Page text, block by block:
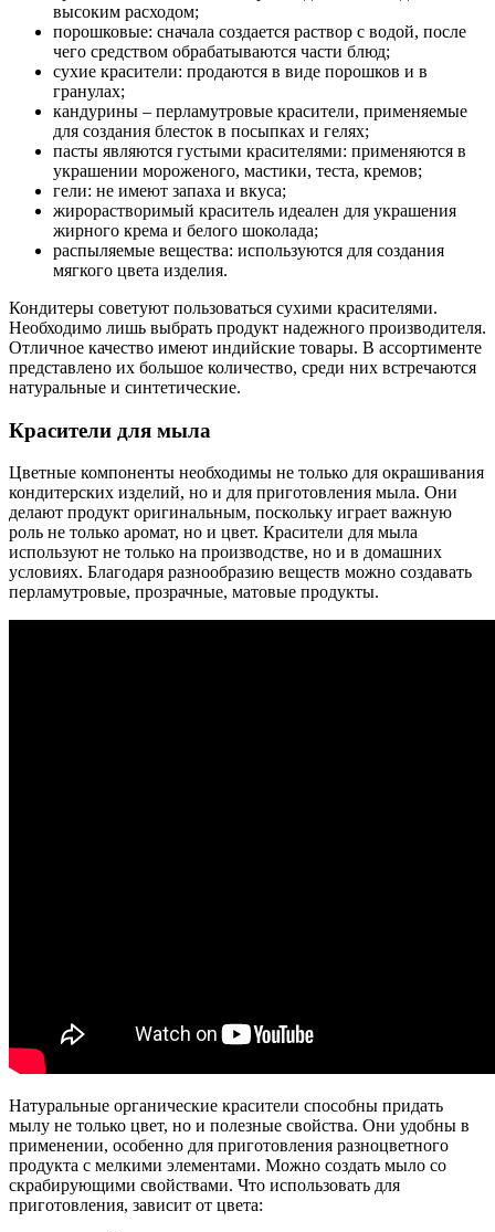
высоким расходом;
порошковые: сначала создается раствор с водой, после
чего средством обрабатываются части блюд;
сухие красители: продаются в виде порошков и в
гранулах;
кандурины – перламутровые красители, применяемые
для создания блесток в посыпках и гелях;
пасты являются густыми красителями: применяются в
украшении мороженого, мастики, теста, кремов;
гели: не имеют запаха и вкуса;
жирорастворимый краситель идеален для украшения
жирного крема и белого шоколада;
распыляемые вещества: используются для создания
мягкого цвета изделия.
Кондитеры советуют пользоваться сухими красителями.
Необходимо лишь выбрать продукт надежного производителя.
Отличное качество имеют индийские товары. В ассортименте
представлено их большое количество, среди них встречаются
натуральные и синтетические.
Красители для мыла
Цветные компоненты необходимы не только для окрашивания
кондитерских изделий, но и для приготовления мыла. Они
делают продукт оригинальным, поскольку играет важную
роль не только аромат, но и цвет. Красители для мыла
используют не только на производстве, но и в домашних
условиях. Благодаря разнообразию веществ можно создавать
перламутровые, прозрачные, матовые продукты.
Натуральные органические красители способны придать
мылу не только цвет, но и полезные свойства. Они удобны в
применении, особенно для приготовления разноцветного
продукта с мелкими элементами. Можно создать мыло со
скрабирующими свойствами. Что использовать для
приготовления, зависит от цвета: